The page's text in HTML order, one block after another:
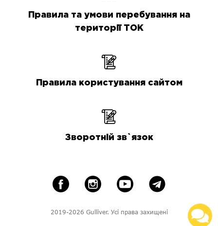
Правила та умови перебування на
території ТОК
Правила користування сайтом
Зворотній зв`язок
2019-2026 Gulliver. Усі права захищені